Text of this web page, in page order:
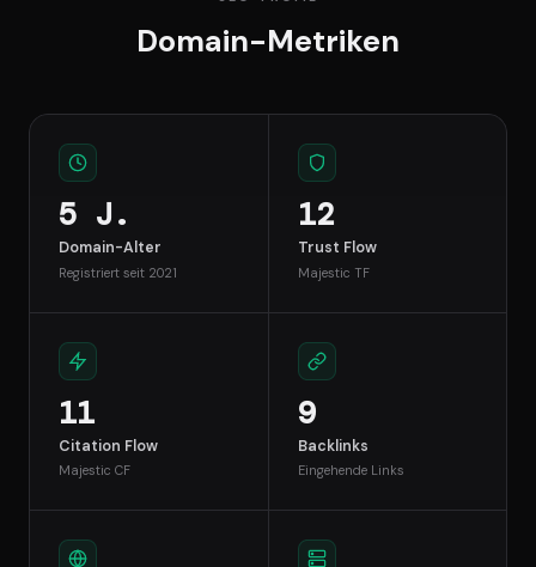
Domain-Metriken
5 J.
Domain-Alter
Registriert seit 2021
12
Trust Flow
Majestic TF
11
Citation Flow
Majestic CF
9
Backlinks
Eingehende Links